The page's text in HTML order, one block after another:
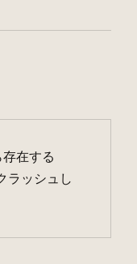
在する
ラッシュし